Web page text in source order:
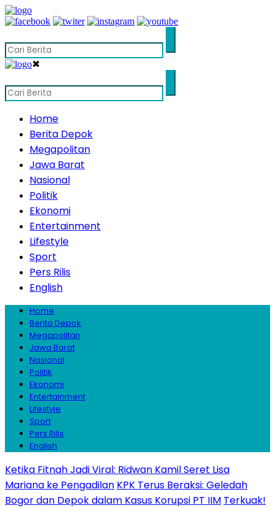
✖
Home
Berita Depok
Megapolitan
Jawa Barat
Nasional
Politik
Ekonomi
Entertainment
Lifestyle
Sport
Pers Rilis
English
Home
Berita Depok
Megapolitan
Jawa Barat
Nasional
Politik
Ekonomi
Entertainment
Lifestyle
Sport
Pers Rilis
English
Ketika Fitnah Jadi Viral: Ridwan Kamil Seret Lisa
Mariana ke Pengadilan KPK Terus Beraksi: Geledah
Bogor dan Depok dalam Kasus Korupsi PT IIM Terkuak!